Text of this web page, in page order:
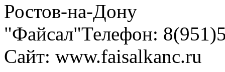
Ростов-на-Дону
"Файсал"Телефон:
Сайт: www.faisalkanc.ru